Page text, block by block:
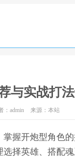
与实战打
：admin 来源：本站
握开炮型角色
择英雄、搭配